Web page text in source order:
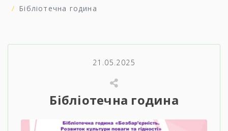
Бібліотечна година
21.05.2025
Бібліотечна година